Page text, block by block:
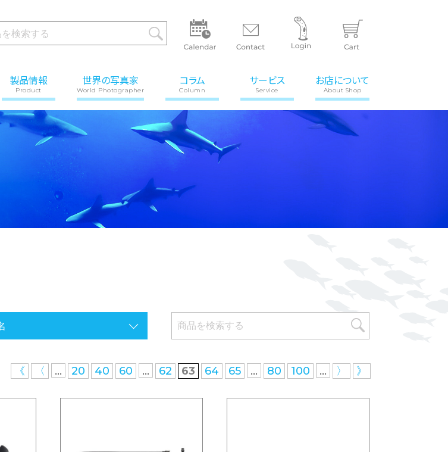
製品情報
Product
世界の写真家
World Photographer
コラム
Column
サービス
Service
お店について
About Shop
《 〈 ... 20 40 60 ... 62 63 64 65 ... 80 100 ... 〉 》